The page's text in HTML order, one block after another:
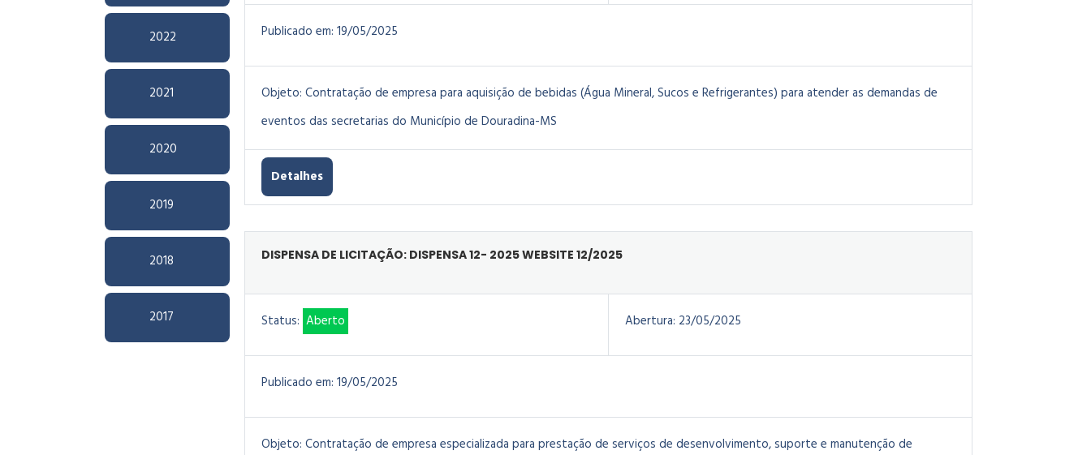
2022
2021
2020
2019
2018
2017
Publicado em: 19/05/2025
Objeto: Contratação de empresa para aquisição de bebidas (Água Mineral, Sucos e Refrigerantes) para atender as demandas de
eventos das secretarias do Município de Douradina-MS
Detalhes
DISPENSA DE LICITAÇÃO: DISPENSA 12- 2025 WEBSITE 12/2025
Status: Aberto Abertura: 23/05/2025
Publicado em: 19/05/2025
Objeto: Contratação de empresa especializada para prestação de serviços de desenvolvimento, suporte e manutenção de